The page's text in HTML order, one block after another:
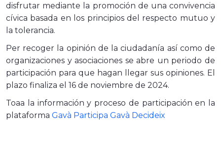
disfrutar mediante la promoción de una convivencia
cívica basada en los principios del respecto mutuo y
la tolerancia.
Per recoger la opinión de la ciudadanía así como de
organizaciones y asociaciones se abre un periodo de
participación para que hagan llegar sus opiniones. El
plazo finaliza el 16 de noviembre de 2024.
Toaa la información y proceso de participación en la
plataforma Gavà Participa Gavà Decideix